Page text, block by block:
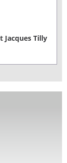
Jacques Tilly